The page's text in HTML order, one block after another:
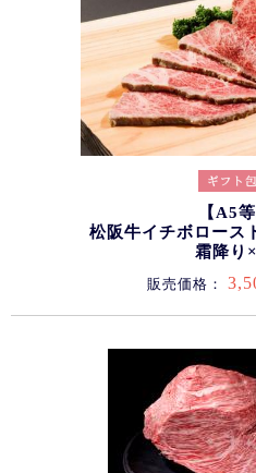
【A5等
松阪牛イチボロース
霜降り
販売価格：